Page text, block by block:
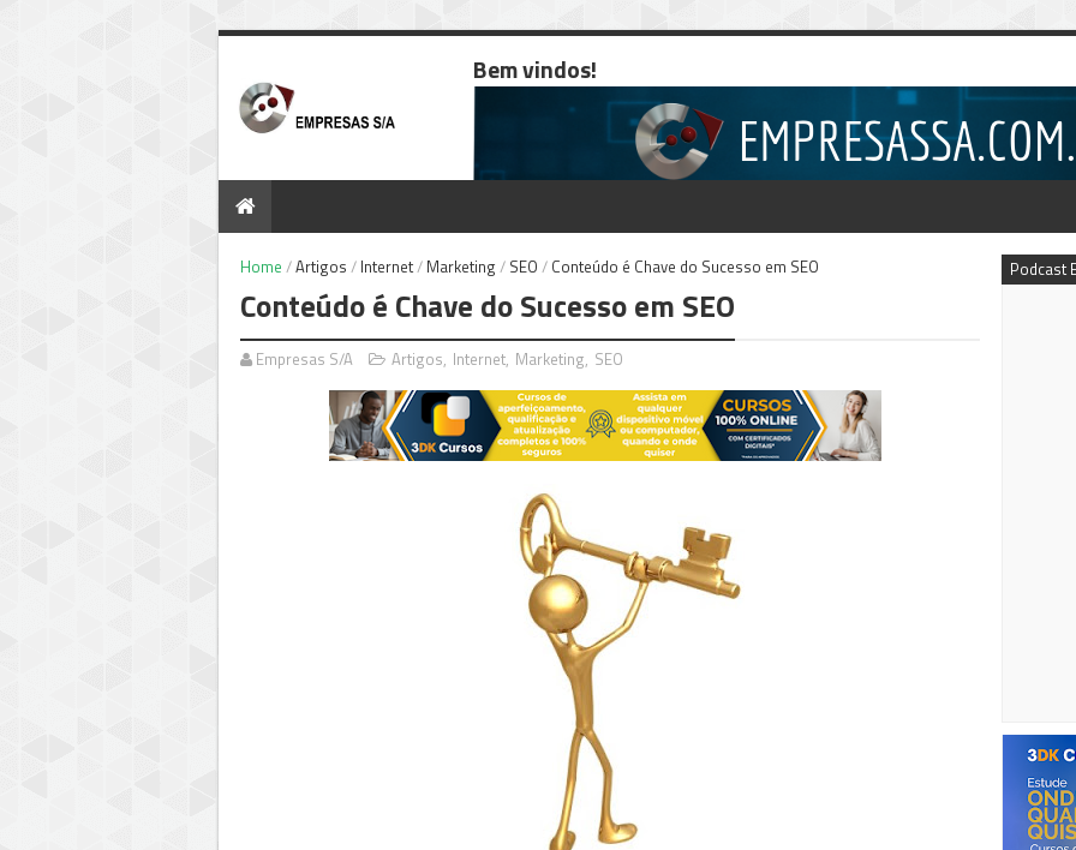
Bem vindos!
Home /Artigos / Internet/ Marketing / SEO / Conteúdo é Chave do Sucesso em SEO
Conteúdo é Chave do Sucesso em SEO
Empresas S/A Artigos, Internet, Marketing, SEO
Podcast